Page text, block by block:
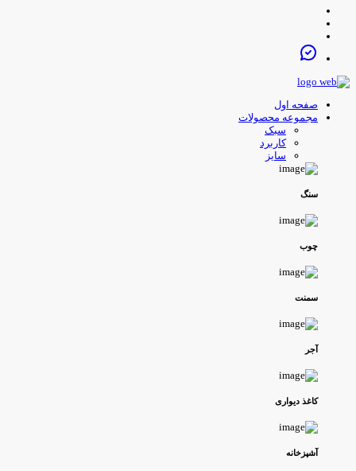
صفحه اول
مجموعه محصولات
سبک
کاربرد
سایز
سنگ
چوب
سمنت
آجر
کاغذ دیواری
آشپزخانه